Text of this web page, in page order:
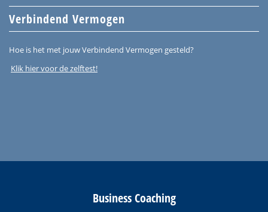
Verbindend Vermogen
Hoe is het met jouw Verbindend Vermogen gesteld?
Klik hier voor de zelftest!
Business Coaching